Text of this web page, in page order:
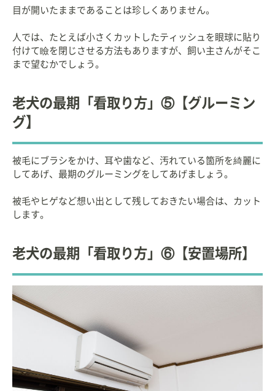
目が開いたままであることは珍しくありません。
人では、たとえば小さくカットしたティッシュを眼球に貼り
付けて瞼を閉じさせる方法もありますが、飼い主さんがそこ
まで望むかでしょう。
老犬の最期「看取り方」⑤【グルーミン
グ】
被毛にブラシをかけ、耳や歯など、汚れている箇所を綺麗に
してあげ、最期のグルーミングをしてあげましょう。
被毛やヒゲなど想い出として残しておきたい場合は、カット
します。
老犬の最期「看取り方」⑥【安置場所】